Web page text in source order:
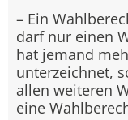
– Ein
darf nur einen
hat jemand
unterzeichnet,
allen weiteren
eine